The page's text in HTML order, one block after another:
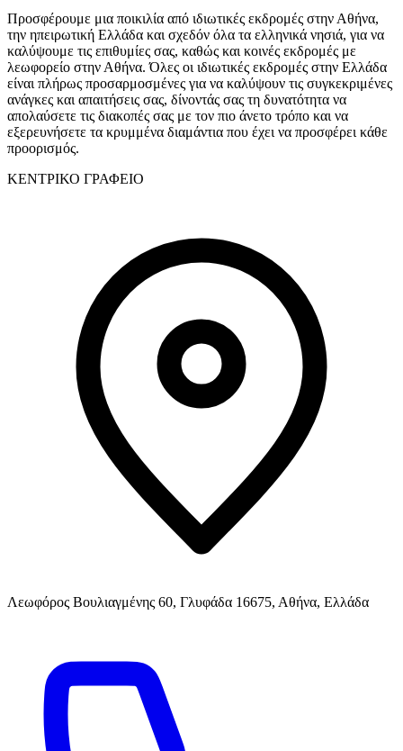
Προσφέρουμε μια ποικιλία από ιδιωτικές εκδρομές στην Αθήνα,
την ηπειρωτική Ελλάδα και σχεδόν όλα τα ελληνικά νησιά, για να
καλύψουμε τις επιθυμίες σας, καθώς και κοινές εκδρομές με
λεωφορείο στην Αθήνα. Όλες οι ιδιωτικές εκδρομές στην Ελλάδα
είναι πλήρως προσαρμοσμένες για να καλύψουν τις συγκεκριμένες
ανάγκες και απαιτήσεις σας, δίνοντάς σας τη δυνατότητα να
απολαύσετε τις διακοπές σας με τον πιο άνετο τρόπο και να
εξερευνήσετε τα κρυμμένα διαμάντια που έχει να προσφέρει κάθε
προορισμός.
ΚΕΝΤΡΙΚΟ ΓΡΑΦΕΙΟ
Λεωφόρος Βουλιαγμένης 60, Γλυφάδα 16675, Αθήνα, Ελλάδα